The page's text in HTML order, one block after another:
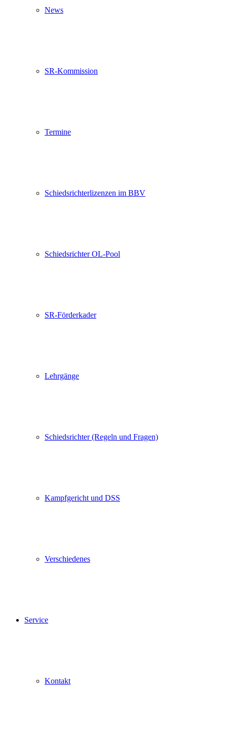
News
SR-Kommission
Termine
Schiedsrichterlizenzen im BBV
Schiedsrichter OL-Pool
SR-Förderkader
Lehrgänge
Schiedsrichter (Regeln und Fragen)
Kampfgericht und DSS
Verschiedenes
Service
Kontakt